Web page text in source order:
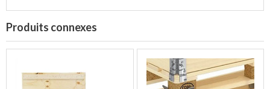
Produits connexes